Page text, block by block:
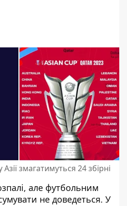
змагатимуться 24 збірні
але футбольним
не доведеться. У